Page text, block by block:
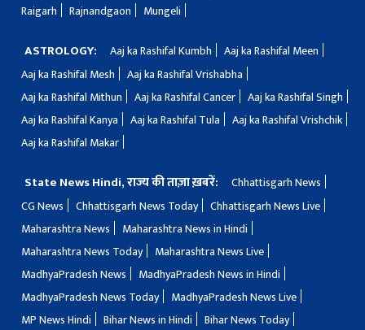
Raigarh
Rajnandgaon Mungeli
ASTROLOGY: Aaj ka Rashifal Kumbh
Aaj ka Rashifal Meen
Aaj ka Rashifal Mesh
Aaj ka Rashifal Vrishabha
Aaj ka Rashifal Mithun
Aaj ka Rashifal Cancer
Aaj ka Rashifal Singh
Aaj ka Rashifal Kanya
Aaj ka Rashifal Tula
Aaj ka Rashifal Vrishchik
Aaj ka Rashifal Makar
State News Hindi, राज्य की ताज़ा ख़बरें:
Chhattisgarh News
CG News
Chhattisgarh News Today
Chhattisgarh News Live
Maharashtra News
Maharashtra News in Hindi
Maharashtra News Today
Maharashtra News Live
MadhyaPradesh News
MadhyaPradesh News in Hindi
MadhyaPradesh News Today
MadhyaPradesh News Live
MP News Hindi
Bihar News in Hindi
Bihar News Today